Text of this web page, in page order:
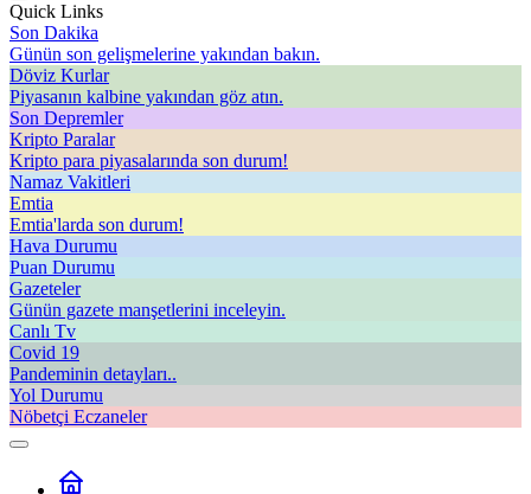
Quick Links
Son Dakika
Günün son gelişmelerine yakından bakın.
Döviz Kurlar
Piyasanın kalbine yakından göz atın.
Son Depremler
Kripto Paralar
Kripto para piyasalarında son durum!
Namaz Vakitleri
Emtia
Emtia'larda son durum!
Hava Durumu
Puan Durumu
Gazeteler
Günün gazete manşetlerini inceleyin.
Canlı Tv
Covid 19
Pandeminin detayları..
Yol Durumu
Nöbetçi Eczaneler